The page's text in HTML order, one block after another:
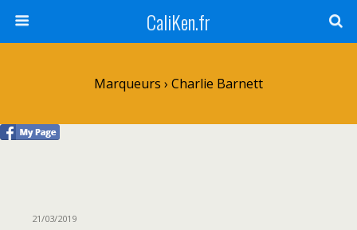
CaliKen.fr
Marqueurs › Charlie Barnett
21/03/2019